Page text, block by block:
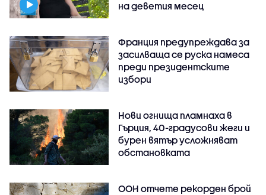
на деветия месец
Франция предупреждава за
засилваща се руска намеса
преди президентските
избори
Нови огнища пламнаха в
Гърция, 40-градусови жеги и
бурен вятър усложняват
обстановката
ООН отчете рекорден брой